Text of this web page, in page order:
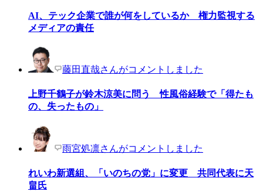
AI、テック企業で誰が何をしているか 権力監視する
メディアの責任
藤田直哉さんがコメントしました
上野千鶴子が鈴木涼美に問う 性風俗経験で「得たも
の、失ったもの」
雨宮処凛さんがコメントしました
れいわ新選組、「いのちの党」に変更 共同代表に天
畠氏